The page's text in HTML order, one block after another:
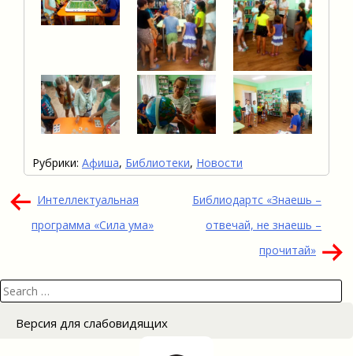
Рубрики: Афиша, Библиотеки, Новости
Навигация
по
Интеллектуальная
программа «Сила ума»
Библиодартс «Знаешь –
отвечай, не знаешь –
прочитай»
Search
for:
Версия для слабовидящих